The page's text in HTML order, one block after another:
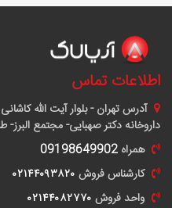
اطلاعات تماس
آدرستهران - بلوار آیت الله
داروخانه دکتر صهبایی- مجتمع البرز- طبقه 5 –
همراه 09198649902
کارشناس فروش ٠٢١۴۴٠٩٣٨٢٠
واحد فروش ٠٢١۴۴٠٨٢٧٧٠